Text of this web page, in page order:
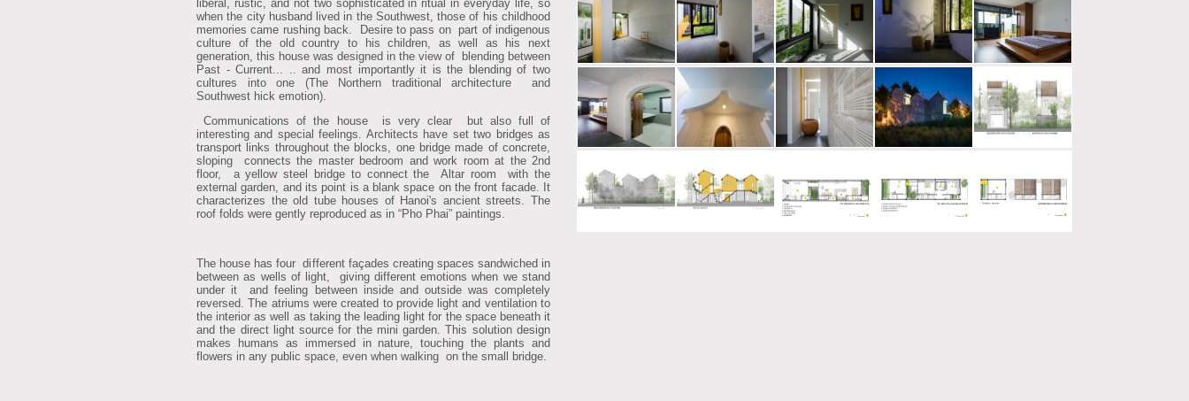
liberal, rustic, and not two sophisticated in ritual in everyday life, so
when the city husband lived in the Southwest, those of his childhood
memories came rushing back. Desire to pass on part of indigenous
culture of the old country to his children, as well as his next
generation, this house was designed in the view of blending between
Past - Current... .. and most importantly it is the blending of two
cultures into one (The Northern traditional architecture and
Southwest hick emotion).
Communications of the house is very clear but also full of
interesting and special feelings. Architects have set two bridges as
transport links throughout the blocks, one bridge made of concrete,
sloping connects the master bedroom and work room at the 2nd
floor, a yellow steel bridge to connect the Altar room with the
external garden, and its point is a blank space on the front facade. It
characterizes the old tube houses of Hanoi's ancient streets. The
roof folds were gently reproduced as in “Pho Phai” paintings.
The house has four different façades creating spaces sandwiched in
between as wells of light, giving different emotions when we stand
under it and feeling between inside and outside was completely
reversed. The atriums were created to provide light and ventilation to
the interior as well as taking the leading light for the space beneath it
and the direct light source for the mini garden. This solution design
makes humans as immersed in nature, touching the plants and
flowers in any public space, even when walking on the small bridge.